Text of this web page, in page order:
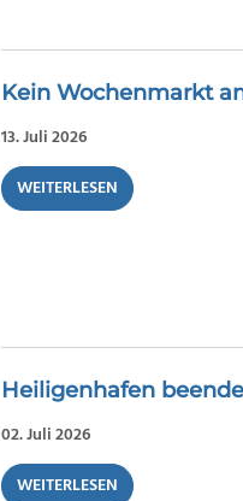
Kein Wochenmarkt
13. Juli 2026
WEITERLESEN
Heiligenhafen
02. Juli 2026
WEITERLESEN